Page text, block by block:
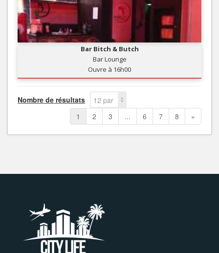
Bar Bitch & Butch
Bar Lounge
Ouvre à 16h00
Nombre de résultats
12 par
page
1 2 3 ... 6 7 8 »